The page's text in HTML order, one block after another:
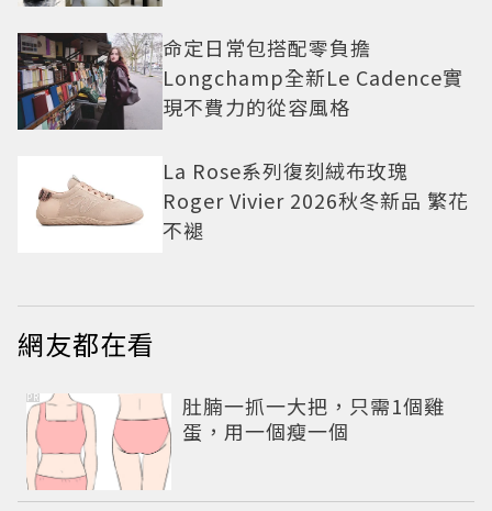
命定日常包搭配零負擔
Longchamp全新Le Cadence實
現不費力的從容風格
La Rose系列復刻絨布玫瑰
Roger Vivier 2026秋冬新品 繁花
不褪
網友都在看
肚腩一抓一大把，只需1個雞
蛋，用一個瘦一個
PR